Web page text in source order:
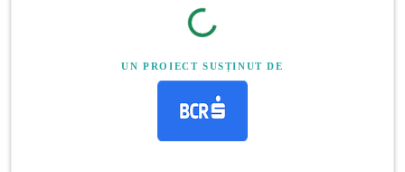
UN PROIECT SUSȚINUT DE